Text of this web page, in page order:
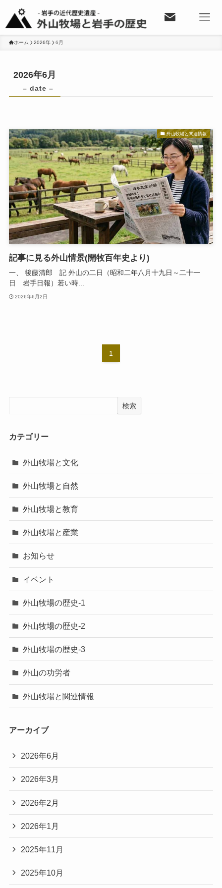
ホーム 2026年 6月
2026年6月
– date –
外山牧場と関連情報
記事に見る外山情景(開牧百年史より)
一、 後藤清郎 記 外山の二日（昭和二年八月十九日～二十一
日 岩手日報）若い時...
2026年6月2日
1
検索
カテゴリー
外山牧場と文化
外山牧場と自然
外山牧場と教育
外山牧場と産業
お知らせ
イベント
外山牧場の歴史-1
外山牧場の歴史-2
外山牧場の歴史-3
外山の功労者
外山牧場と関連情報
アーカイブ
2026年6月
2026年3月
2026年2月
2026年1月
2025年11月
2025年10月